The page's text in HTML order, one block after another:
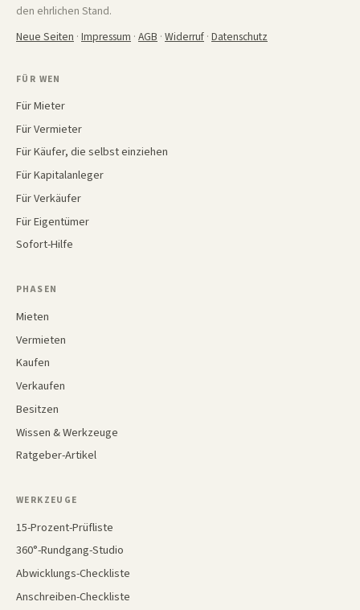
den ehrlichen Stand.
Neue Seiten · Impressum · AGB · Widerruf · Datenschutz
FÜR WEN
Für Mieter
Für Vermieter
Für Käufer, die selbst einziehen
Für Kapitalanleger
Für Verkäufer
Für Eigentümer
Sofort-Hilfe
PHASEN
Mieten
Vermieten
Kaufen
Verkaufen
Besitzen
Wissen & Werkzeuge
Ratgeber-Artikel
WERKZEUGE
15-Prozent-Prüfliste
360°-Rundgang-Studio
Abwicklungs-Checkliste
Anschreiben-Checkliste